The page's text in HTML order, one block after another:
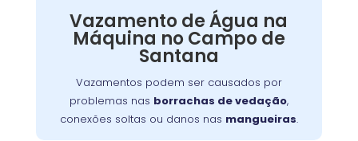
Vazamento de Água na
Máquina no Campo de
Santana
Vazamentos podem ser causados por
problemas nas borrachas de vedação,
conexões soltas ou danos nas mangueiras.
problemas nas
conexões soltas ou danos nas
mangueiras
Além de afetar o desempenho da
lava e seca
vazamentos podem causar danos ao piso e
aumentar o consumo de água.